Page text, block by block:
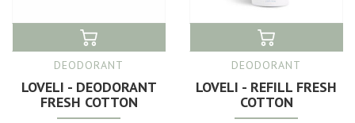
DEODORANT
LOVELI - DEODORANT
FRESH COTTON
DEODORANT
LOVELI - REFILL FRESH
COTTON